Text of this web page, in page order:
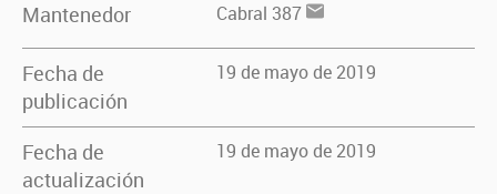
Mantenedor Cabral 387
Fecha de
publicación
19 de mayo de 2019
Fecha de
actualización
19 de mayo de 2019